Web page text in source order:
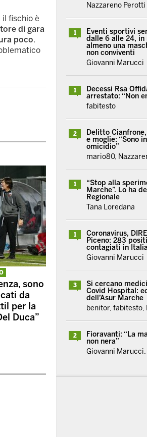
il fischio è
di gara
poco.
sono
da
per la
Duca”
Nazzareno Perotti
1
Eventi sportivi
dalle 6 alle 24,
almeno una
non conviventi
Giovanni Marucci
1
Decessi Rsa
arrestato: “Non
fabitesto
2
Delitto
e moglie: “Sono
omicidio”
mario80,
1
“Stop alla
Marche”. Lo ha
Regionale
Tana Loredana
1
Coronavirus,
Piceno: 283
contagiati in
Giovanni Marucci
3
Si cercano
Covid Hospital:
dell’Asur Marche
benitor, fabitesto,
2
Fioravanti: “La
non nera”
Giovanni